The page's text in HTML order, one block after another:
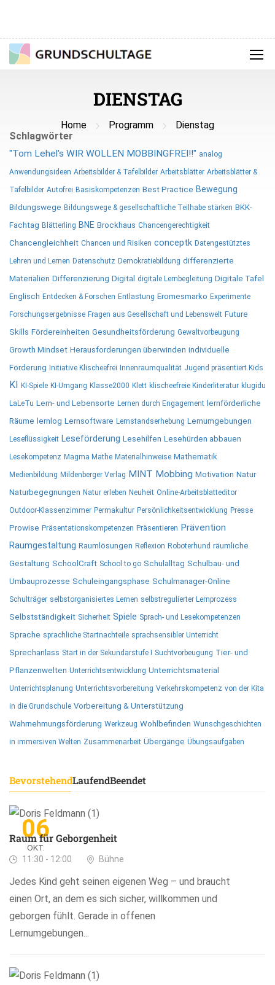
DIENSTAG
Home Programm
Dienstag
Schlagwörter
"Tom Lehel's WIR WOLLEN MOBBINGFREI!!" analog
Anwendungsideen Arbeitsbilder & Tafelbilder Arbeitsblätter Arbeitsblätter &
Tafelbilder Autofrei Basiskompetenzen Best Practice Bewegung
Bildungswege Bildungswege & gesellschaftliche Teilhabe stärken BKK-
Fachtag Blätterling BNE Brockhaus Chancengerechtigkeit
Chancengleichheit Chancen und Risiken conceptk Datengestütztes
Lehren und Lernen Datenschutz Demokratiebildung differenzierte
Materialien Differenzierung Digital digitale Lernbegleitung Digitale Tafel
Englisch Entdecken & Forschen Entlastung Eromesmarko Experimente
Forschungsergebnisse Fragen aus Gesellschaft und Lebenswelt Future
Skills Fördereinheiten Gesundheitsförderung Gewaltvorbeugung
Growth Mindset Herausforderungen überwinden individuelle
Förderung Initiative Klischeefrei Innenraumqualität Jugend präsentiert Kids
KI KI-Spiele KI-Umgang Klasse2000 Klett klischeefreie Kinderliteratur klugidu
LaLeTu Lern- und Lebensorte Lernen durch Engagement lernförderliche
Räume lernlog Lernsoftware Lernstandserhebung Lernumgebungen
Leseflüssigkeit Leseförderung Lesehilfen Lesehürden abbauen
Lesekompetenz Magma Mathe Materialhinweise Mathematik
Medienbildung Mildenberger Verlag MINT Mobbing Motivation Natur
Naturbegegnungen Natur erleben Neuheit Online-Arbeitsblatteditor
Outdoor-Klassenzimmer Permakultur Persönlichkeitsentwicklung Presse
Prowise Präsentationskompetenzen Präsentieren Prävention
Raumgestaltung Raumlösungen Reflexion Roboterhund räumliche
Gestaltung SchoolCraft School to go Schulalltag Schulbau- und
Umbauprozesse Schuleingangsphase Schulmanager-Online
Schulträger selbstorganisiertes Lernen selbstregulierter Lernprozess
Selbstständigkeit Sicherheit Spiele Sprach- und Lesekompetenzen
Sprache sprachliche Startnachteile sprachsensibler Unterricht
Sprechanlass Start in der Sekundarstufe I Suchtvorbeugung Tier- und
Pflanzenwelten Unterrichtsentwicklung Unterrichtsmaterial
Unterrichtsplanung Unterrichtsvorbereitung Verkehrskompetenz von der Kita
in die Grundschule Vorbereitung & Unterstützung
Wahrnehmungsförderung Werkzeug Wohlbefinden Wunschgeschichten
in immersiven Welten Zusammenarbeit Übergänge Übungsaufgaben
BevorstehendLaufendBeendet
06
OKT.
Raum für Geborgenheit
11:30 - 12:00 Bühne
Jedes Kind geht seinen eigenen Weg – und braucht
einen Ort, an dem es sich sicher, willkommen und
geborgen fühlt. Gerade in offenen
Lernumgebungen...